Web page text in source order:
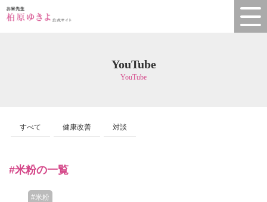
YouTube
YouTube
すべて 健康改善 対談
#米粉の一覧
#米粉